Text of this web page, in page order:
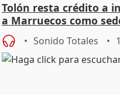
Tolón resta crédito a
a Marruecos como
Sonido Totales